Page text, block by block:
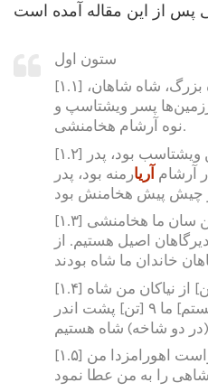
ستون اول
[۱.۱] من داریوش هستم، شاه بزرگ، شاه شاهان،
پسر ویشتاسپ و
نوه آرشام هخامنشی.
[۱.۲] داریوش شاه گوید: پدر من ویشتاسب بود، پدر
آرشام آریارمنه بود، پدر
[۱.۳] داریوش شاه گوید: بدین سان ما هخامنشی
اصیل هستیم. از
[۱.۴] داریوش شاه گوید: ۸ [تن] از نیاکان من شاه
بودند. من نهمین آنها [هستم] ما ۹ [تن] پشت اندر
[۱.۵] داریوش شاه گوید: به خواست اهورامزدا من